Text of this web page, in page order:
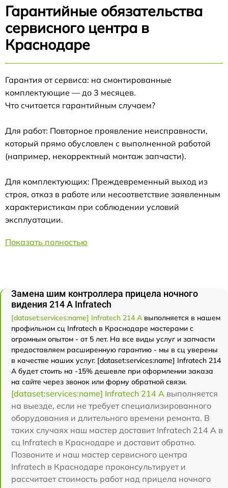
Гарантийные обязательства
сервисного центра в
Краснодаре
Гарантия от сервиса: на смонтированные
комплектующие — до 3 месяцев.
Что считается гарантийным случаем?
Для работ: Повторное проявление неисправности,
который прямо обусловлен с выполненной работой
(например, некорректный монтаж запчасти).
Для комплектующих: Преждевременный выход из
строя, отказ в работе или несоответствие заявленным
характеристикам при соблюдении условий
эксплуатации.
Показать полностью
Замена шим контроллера прицела ночного
видения 214 А Infratech
[dataset:services:name] Infratech 214 А выполняется в нашем
профильном сц Infratech в Краснодаре мастерами с
огромным опытом - от 5 лет. На все виды услуг и запчасти
предоставляем расширенную гарантию - мы в сц уверены
в качестве наших услуг. [dataset:services:name] Infratech 214
А будет стоить на -15% дешевле при оформлении заказа
на сайте через звонок или форму обратной связи.
[dataset:services:name] Infratech 214 А выполняется
на выезде, если не требует специализированного
оборудования и длительного времени ремонта. В
таких случаях наш мастер доставит Infratech 214 А в
сц Infratech в Краснодаре и доставит обратно.
Позвоните и наш мастер сервисного центра
Infratech в Краснодаре проконсультирует и
рассчитает стоимость работ над прицела ночного